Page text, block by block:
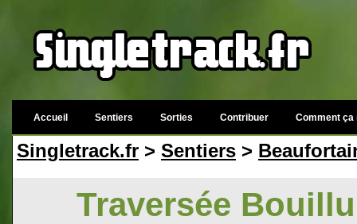
Accueil Sentiers Sorties Contribuer Comment ça
Singletrack.fr > Sentiers >
Traversée